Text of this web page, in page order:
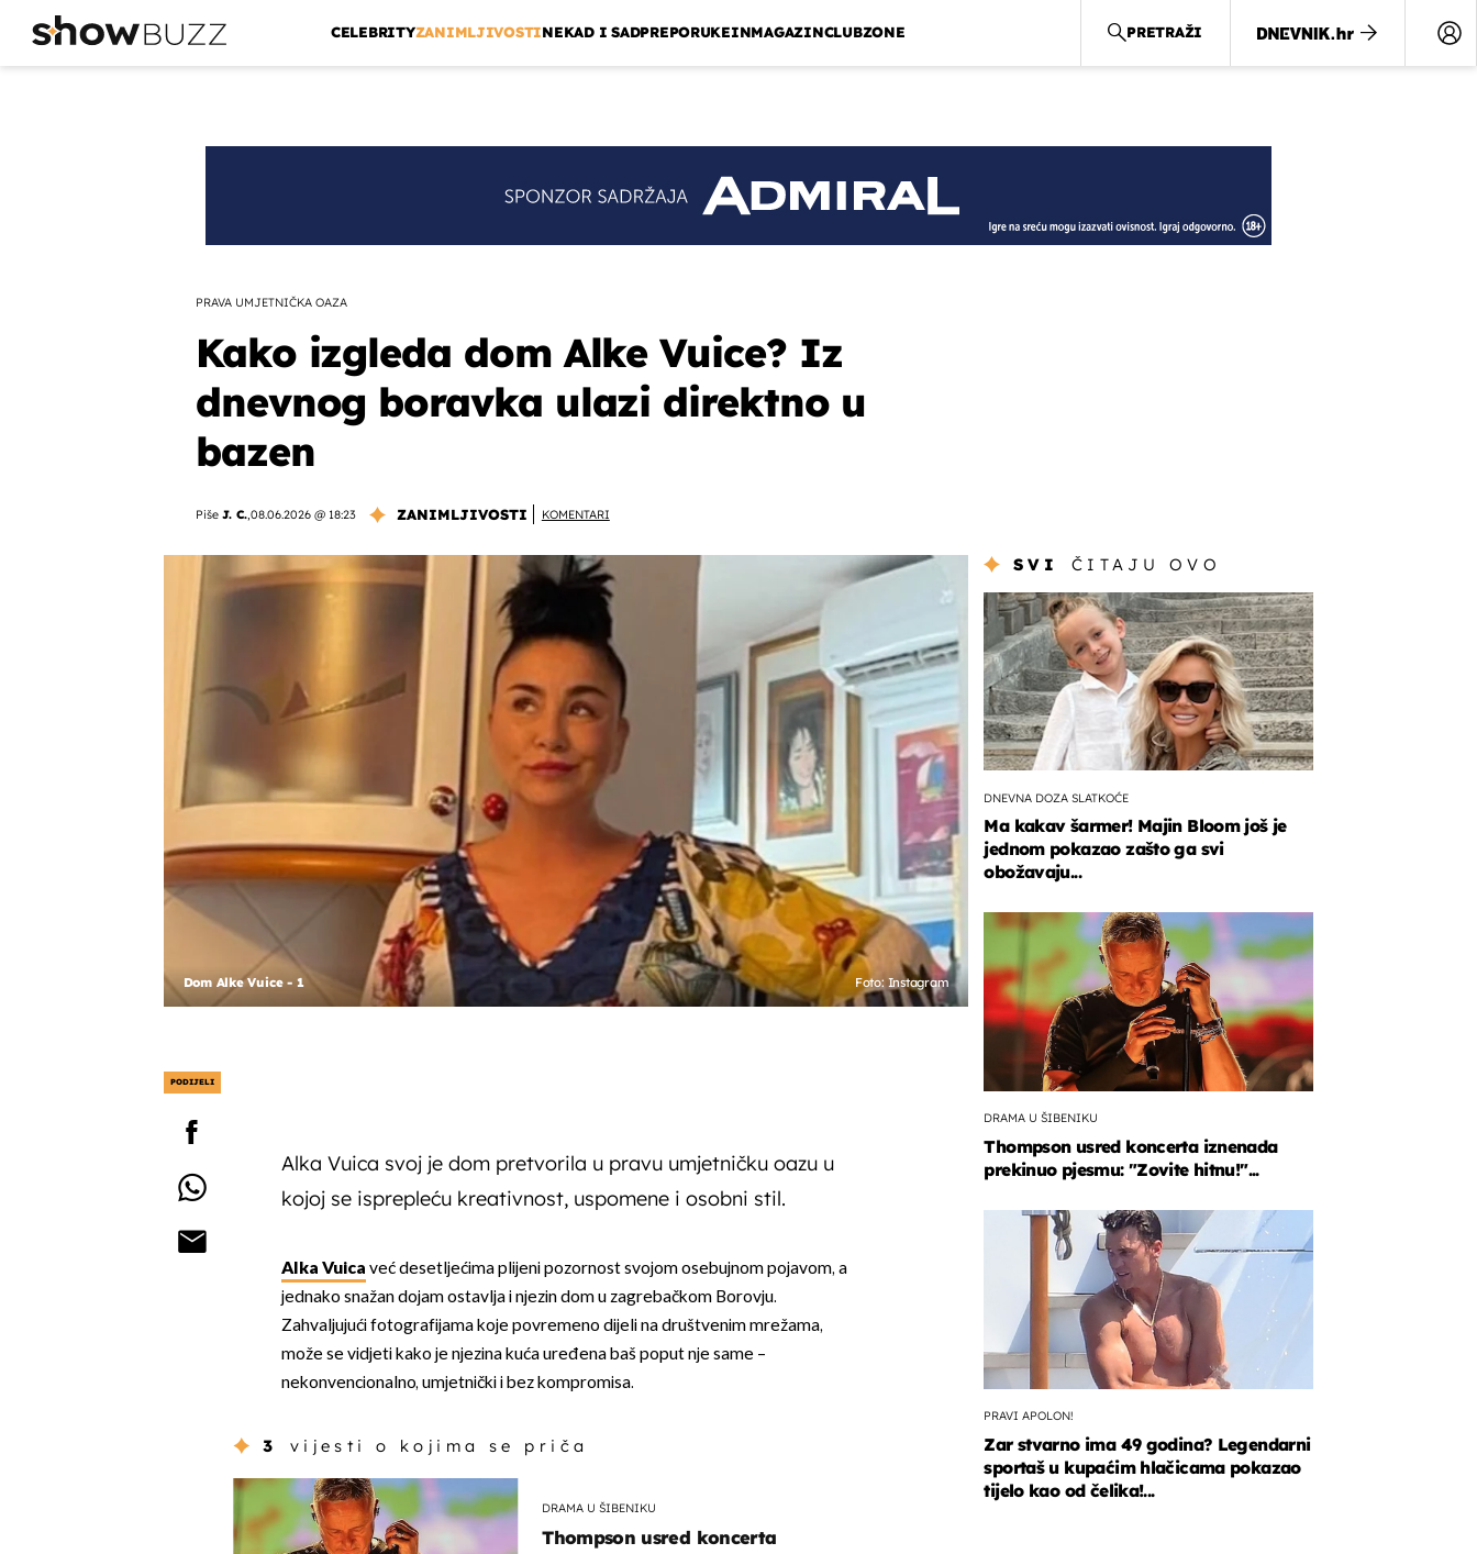
CELEBRITYZANIMLJIVOSTINEKAD I SADPREPORUKEINMAGAZINCLUBZONE PRETRAŽI
PRAVA UMJETNIČKA OAZA
Kako izgleda dom Alke Vuice? Iz
dnevnog boravka ulazi direktno u
bazen
Piše J. C.,08.06.2026 @ 18:23 ZANIMLJIVOSTI KOMENTARI
Dom Alke Vuice - 1 Foto: Instagram
PODIJELI
Alka Vuica svoj je dom pretvorila u pravu umjetničku oazu u
kojoj se isprepleću kreativnost, uspomene i osobni stil.
Alka Vuica već desetljećima plijeni pozornost svojom osebujnom pojavom, a
jednako snažan dojam ostavlja i njezin dom u zagrebačkom Borovju.
Zahvaljujući fotografijama koje povremeno dijeli na društvenim mrežama,
može se vidjeti kako je njezina kuća uređena baš poput nje same –
nekonvencionalno, umjetnički i bez kompromisa.
3 vijesti o kojima se priča
DRAMA U ŠIBENIKU
Thompson usred koncerta
SVI ČITAJU OVO
DNEVNA DOZA SLATKOĆE
Ma kakav šarmer! Majin Bloom još je
jednom pokazao zašto ga svi
obožavaju...
DRAMA U ŠIBENIKU
Thompson usred koncerta iznenada
prekinuo pjesmu: "Zovite hitnu!"...
PRAVI APOLON!
Zar stvarno ima 49 godina? Legendarni
sportaš u kupaćim hlačicama pokazao
tijelo kao od čelika!...